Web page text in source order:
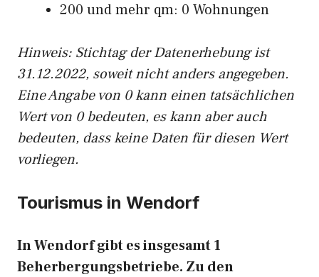
200 und mehr qm: 0 Wohnungen
Hinweis: Stichtag der Datenerhebung ist
31.12.2022, soweit nicht anders angegeben.
Eine Angabe von 0 kann einen tatsächlichen
Wert von 0 bedeuten, es kann aber auch
bedeuten, dass keine Daten für diesen Wert
vorliegen.
Tourismus in Wendorf
In Wendorf gibt es insgesamt 1
Beherbergungsbetriebe. Zu den